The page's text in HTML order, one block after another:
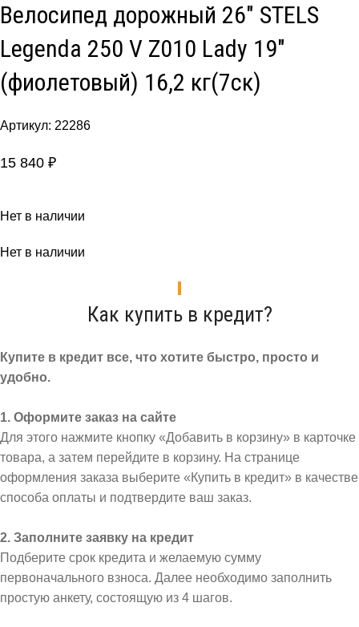
Велосипед дорожный 26″ STELS
Legenda 250 V Z010 Lady 19″
(фиолетовый) 16,2 кг(7ск)
Артикул: 22286
15 840 ₽
Нет в наличии
Нет в наличии
Как купить в кредит?
Купите в кредит все, что хотите быстро, просто и
удобно.
1. Оформите заказ на сайте
Для этого нажмите кнопку «Добавить в корзину» в карточке
товара, а затем перейдите в корзину. На странице
оформления заказа выберите «Купить в кредит» в качестве
способа оплаты и подтвердите ваш заказ.
2. Заполните заявку на кредит
Подберите срок кредита и желаемую сумму
первоначального взноса. Далее необходимо заполнить
простую анкету, состоящую из 4 шагов.